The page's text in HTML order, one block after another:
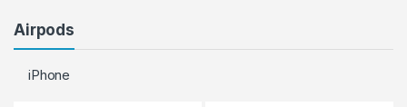
Airpods
iPhone